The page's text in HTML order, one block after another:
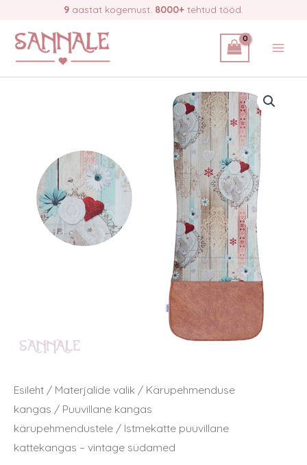
content
9 aastat kogemust. 8000+ tehtud tööd.
Esileht / Materjalide valik / Kärupehmenduse
kangas / Puuvillane kangas
kärupehmendustele / Istmekatte puuvillane
kattekangas – vintage südamed
kattekangas
vintage
südamed